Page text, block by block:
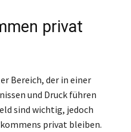
privat
Bereich, der in einer
und Druck führen
sind wichtig, jedoch
privat bleiben.